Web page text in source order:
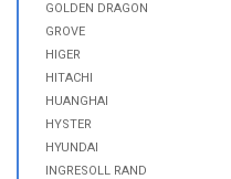
GOLDEN DRAGON
GROVE
HIGER
HITACHI
HUANGHAI
HYSTER
HYUNDAI
INGRESOLL RAND